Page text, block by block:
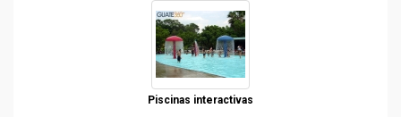
Piscinas interactivas